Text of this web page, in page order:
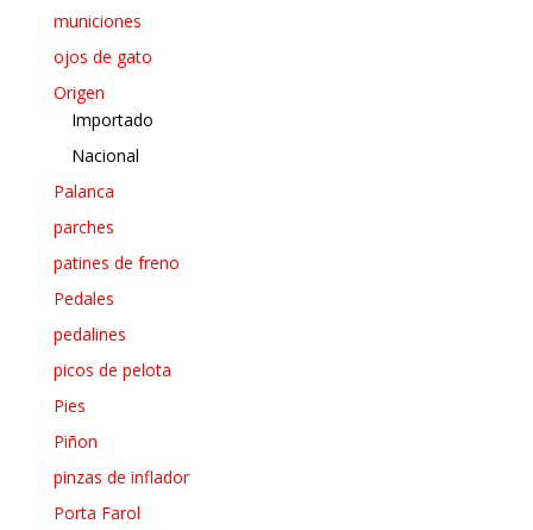
municiones
ojos de gato
Origen
Importado
Nacional
Palanca
parches
patines de freno
Pedales
pedalines
picos de pelota
Pies
Piñon
pinzas de inflador
Porta Farol